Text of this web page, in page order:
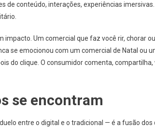
de conteúdo, interações, experiências
impacto. Um comercial que faz você rir, chorar
se emocionou com um comercial de Natal ou
do clique. O consumidor comenta,
se encontram
entre o digital e o tradicional — é a fusão dos